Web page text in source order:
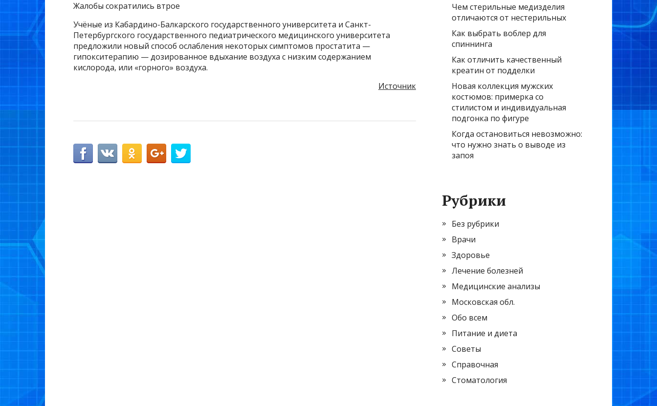
Жалобы сократились втрое
Учёные из Кабардино-Балкарского государственного университета и Санкт-
Петербургского государственного педиатрического медицинского университета
предложили новый способ ослабления некоторых симптомов простатита —
гипокситерапию — дозированное вдыхание воздуха с низким содержанием
кислорода, или «горного» воздуха.
Источник
Чем стерильные медизделия
отличаются от нестерильных
Как выбрать воблер для
спиннинга
Как отличить качественный
креатин от подделки
Новая коллекция мужских
костюмов: примерка со
стилистом и индивидуальная
подгонка по фигуре
Когда остановиться невозможно:
что нужно знать о выводе из
запоя
Рубрики
Без рубрики
Врачи
Здоровье
Лечение болезней
Медицинские анализы
Московская обл.
Обо всем
Питание и диета
Советы
Справочная
Стоматология